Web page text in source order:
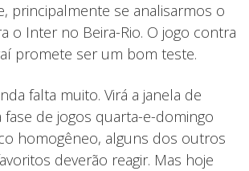
principalmente se analisarmos o
o Inter no Beira-Rio. O jogo contra
promete ser um bom teste.
falta muito. Virá a janela de
fase de jogos quarta-e-domingo
homogêneo, alguns dos outros
deverão reagir. Mas hoje